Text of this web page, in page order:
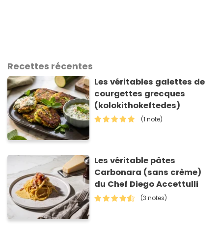
Recettes récentes
Les véritables galettes de
courgettes grecques
(kolokithokeftedes)
(1 note)
Les véritable pâtes
Carbonara (sans crème)
du Chef Diego Accettulli
(3 notes)